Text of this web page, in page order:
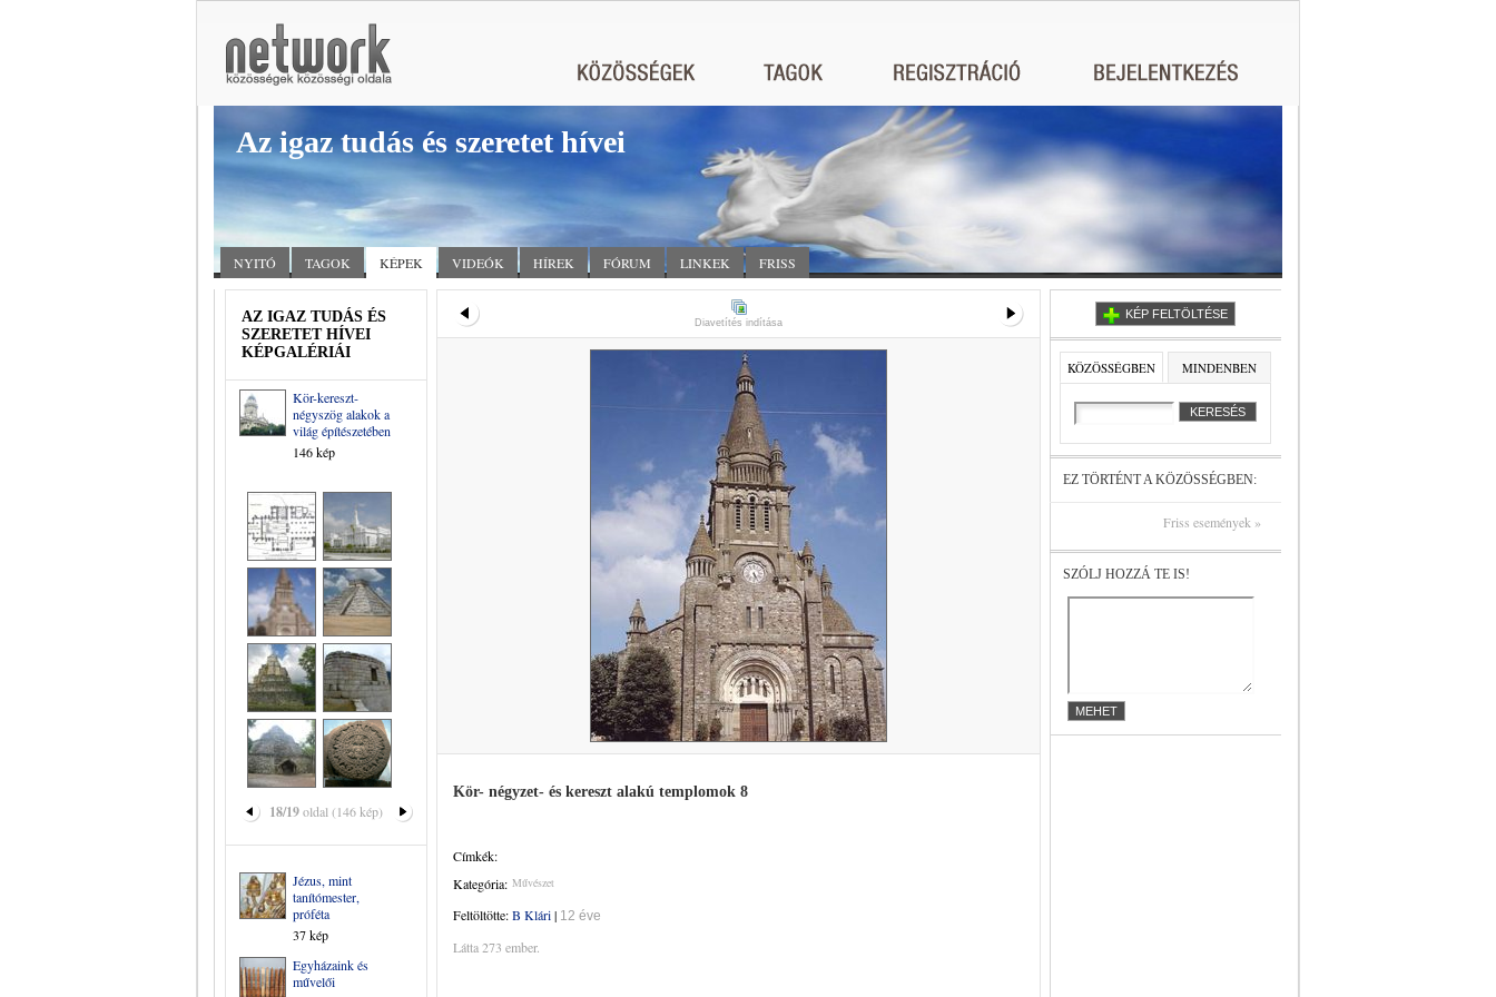
Az igaz tudás és szeretet hívei
NYITÓ TAGOK KÉPEK VIDEÓK HÍREK FÓRUM LINKEK FRISS
AZ IGAZ TUDÁS ÉS
SZERETET HÍVEI
KÉPGALÉRIÁI
Kör-kereszt-
négyszög alakok a
világ építészetében
146 kép
18/19oldal (146 kép)
Jézus, mint
tanítómester,
próféta
37 kép
Egyházaink és
művelői
Diavetítés indítása
Kör- négyzet- és kereszt alakú templomok 8
Címkék:
Kategória: Művészet
Feltöltötte:B Klári| 12 éve
Látta 273 ember.
KÉP FELTÖLTÉSE
KÖZÖSSÉGBEN MINDENBEN
EZ TÖRTÉNT A KÖZÖSSÉGBEN:
Friss események »
SZÓLJ HOZZÁ TE IS!